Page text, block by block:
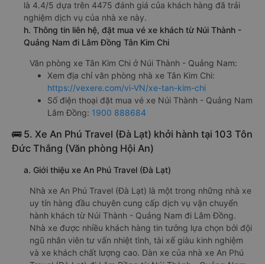
g. Review, đánh giá chất lượng xe Tân Kim Chi
Nhà xe Tân Kim Chi được đánh giá với số điểm trung bình
là 4.4/5 dựa trên 4475 đánh giá của khách hàng đã trải
nghiệm dịch vụ của nhà xe này.
h. Thông tin liên hệ, đặt mua vé xe khách từ Núi Thành -
Quảng Nam đi Lâm Đồng Tân Kim Chi
Văn phòng xe Tân Kim Chi ở Núi Thành - Quảng Nam:
Xem địa chỉ văn phòng nhà xe Tân Kim Chi:
https://vexere.com/vi-VN/xe-tan-kim-chi
Số điện thoại đặt mua vé xe Núi Thành - Quảng Nam
Lâm Đồng:1900 888684
🚌 5. Xe An Phú Travel (Đà Lạt) khởi hành tại 103 Tôn
Đức Thắng (Văn phòng Hội An)
a. Giới thiệu xe An Phú Travel (Đà Lạt)
Nhà xe An Phú Travel (Đà Lạt) là một trong những nhà xe
uy tín hàng đầu chuyên cung cấp dịch vụ vận chuyển
hành khách từ Núi Thành - Quảng Nam đi Lâm Đồng.